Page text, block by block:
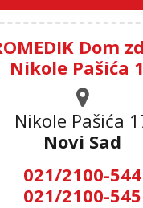
Dom
Nikole Pašića
Nikole Pašića
Novi Sad
021/2100-544
021/2100-545